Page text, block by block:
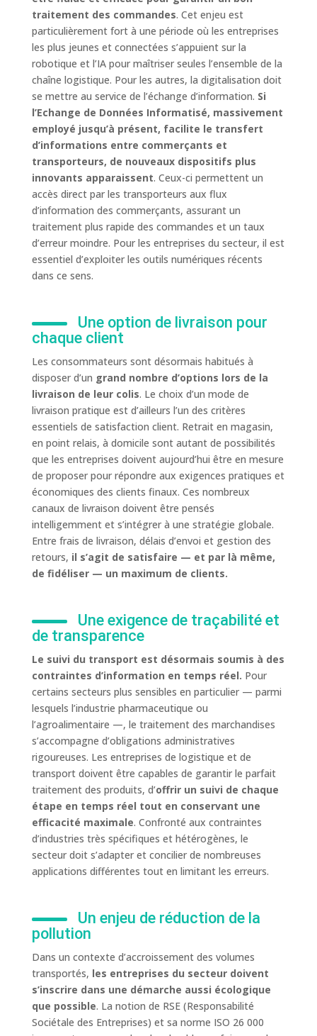
traitement des commandes. Cet enjeu est
particulièrement fort à une période où les entreprises
les plus jeunes et connectées s’appuient sur la
robotique et l’IA pour maîtriser seules l’ensemble de la
chaîne logistique. Pour les autres, la digitalisation doit
se mettre au service de l’échange d’information. Si
l’Echange de Données Informatisé, massivement
employé jusqu’à présent, facilite le transfert
d’informations entre commerçants et
transporteurs, de nouveaux dispositifs plus
innovants apparaissent. Ceux-ci permettent un
accès direct par les transporteurs aux flux
d’information des commerçants, assurant un
traitement plus rapide des commandes et un taux
d’erreur moindre. Pour les entreprises du secteur, il est
essentiel d’exploiter les outils numériques récents
dans ce sens.
Une option de livraison pour
chaque client
Les consommateurs sont désormais habitués à
disposer d’un grand nombre d’options lors de la
livraison de leur colis. Le choix d’un mode de
livraison pratique est d’ailleurs l’un des critères
essentiels de satisfaction client. Retrait en magasin,
en point relais, à domicile sont autant de possibilités
que les entreprises doivent aujourd’hui être en mesure
de proposer pour répondre aux exigences pratiques et
économiques des clients finaux. Ces nombreux
canaux de livraison doivent être pensés
intelligemment et s’intégrer à une stratégie globale.
Entre frais de livraison, délais d’envoi et gestion des
retours, il s’agit de satisfaire — et par là même,
de fidéliser — un maximum de clients.
Une exigence de traçabilité et
de transparence
Le suivi du transport est désormais soumis à des
contraintes d’information en temps réel. Pour
certains secteurs plus sensibles en particulier — parmi
lesquels l’industrie pharmaceutique ou
l’agroalimentaire —, le traitement des marchandises
s’accompagne d’obligations administratives
rigoureuses. Les entreprises de logistique et de
transport doivent être capables de garantir le parfait
traitement des produits, d’offrir un suivi de chaque
étape en temps réel tout en conservant une
efficacité maximale. Confronté aux contraintes
d’industries très spécifiques et hétérogènes, le
secteur doit s’adapter et concilier de nombreuses
applications différentes tout en limitant les erreurs.
Un enjeu de réduction de la
pollution
Dans un contexte d’accroissement des volumes
transportés, les entreprises du secteur doivent
s’inscrire dans une démarche aussi écologique
que possible. La notion de RSE (Responsabilité
Sociétale des Entreprises) et sa norme ISO 26 000